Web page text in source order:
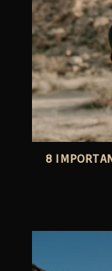
8